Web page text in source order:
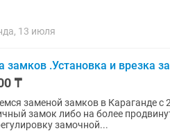
13 июля
замков .Установка и врезка
₸
заменой замков в Караганде с
замок либо на более
замочной...